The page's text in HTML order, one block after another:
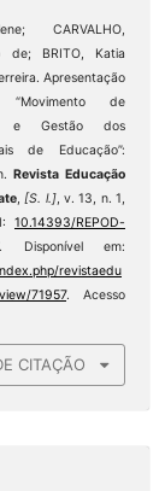
CARVALHO,
de; BRITO, Katia
Apresentação
de
e Gestão dos
de Educação”:
Revista Educação
[S. l.], v. 13, n. 1,
10.14393/REPOD-
. Disponível em:
revistaedu
71957. Acesso
CITAÇÃO